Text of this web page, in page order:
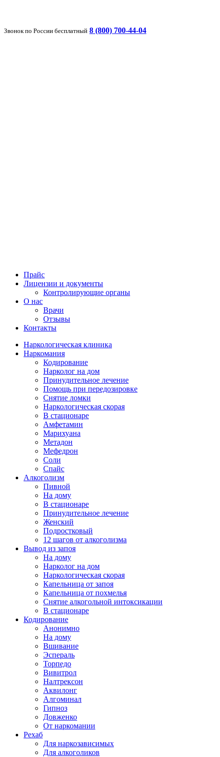
Звонок по России бесплатный 8 (800) 700-44-04
Прайс
Лицензии и документы
Контролирующие органы
О нас
Врачи
Отзывы
Контакты
Наркологическая клиника
Наркомания
Кодирование
Нарколог на дом
Принудительное лечение
Помощь при передозировке
Снятие ломки
Наркологическая скорая
В стационаре
Амфетамин
Марихуана
Метадон
Мефедрон
Соли
Спайс
Алкоголизм
Пивной
На дому
В стационаре
Принудительное лечение
Женский
Подростковый
12 шагов от алкоголизма
Вывод из запоя
На дому
Нарколог на дом
Наркологическая скорая
Капельница от запоя
Капельница от похмелья
Снятие алкогольной интоксикации
В стационаре
Кодирование
Анонимно
На дому
Вшивание
Эспераль
Торпедо
Вивитрол
Налтрексон
Аквилонг
Алгоминал
Гипноз
Довженко
От наркомании
Рехаб
Для наркозависимых
Для алкоголиков